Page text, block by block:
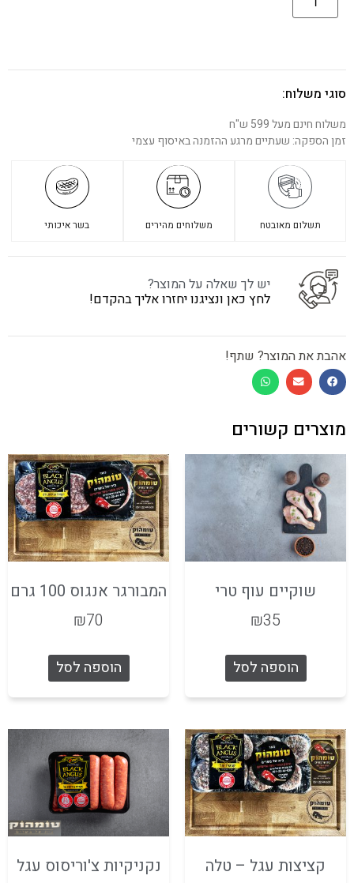
סוגי משלוח:
משלוח חינם מעל 599 ש"ח
זמן הספקה: שעתיים מרגע ההזמנה באיסוף עצמי
תשלום מאובטח משלוחים מהירים בשר איכותי
יש לך שאלה על המוצר?
לחץ כאן ונציגנו יחזרו אליך בהקדם!
אהבת את המוצר? שתף!
מוצרים קשורים
שוקיים עוף טרי
₪35
הוספה לסל
המבורגר אנגוס 100 גרם
₪70
הוספה לסל
קציצות עגל – טלה
נקניקיות צ'וריסוס עגל